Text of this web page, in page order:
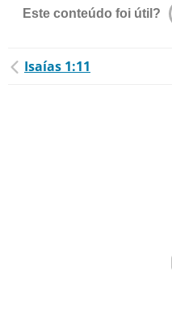
Este conteúdo foi útil?
Isaías 1:11